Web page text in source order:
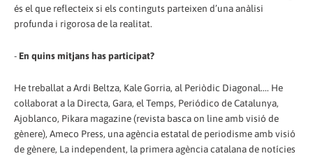
és el que reflecteix si els continguts parteixen d’una anàlisi
profunda i rigorosa de la realitat.
- En quins mitjans has participat?
He treballat a Ardi Beltza, Kale Gorria, al Periòdic Diagonal.... He
col·laborat a la Directa, Gara, el Temps, Periódico de Catalunya,
Ajoblanco, Pikara magazine (revista basca on line amb visió de
gènere), Ameco Press, una agència estatal de periodisme amb visió
de gènere, La independent, la primera agència catalana de notícies